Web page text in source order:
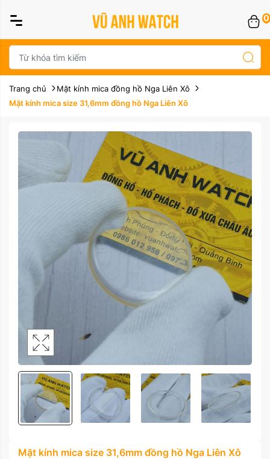
0
Trang chủ
Mặt kính mica đồng hồ Nga Liên Xô
Mặt kính mica size 31,6mm đồng hồ Nga Liên Xô
Mặt kính mica size 31,6mm đồng hồ Nga Liên Xô